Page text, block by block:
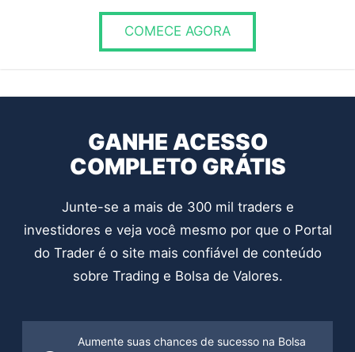
RESPONDER
COMECE AGORA
GANHE ACESSO
COMPLETO GRÁTIS
Junte-se a mais de 300 mil traders e
investidores e veja você mesmo por que o Portal
do Trader é o site mais confiável de conteúdo
sobre Trading e Bolsa de Valores.
Aumente suas chances de sucesso na Bolsa